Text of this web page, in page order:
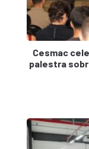
Cesmac
palestra